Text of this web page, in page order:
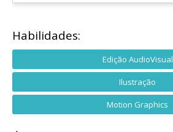
Habilidades:
Edição AudioVisual
Ilustração
Motion Graphics